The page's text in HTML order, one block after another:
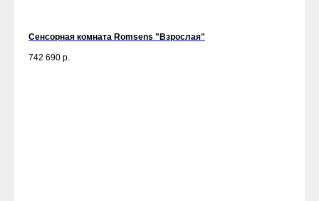
Сенсорная комната Romsens "Взрослая"
742 690 р.